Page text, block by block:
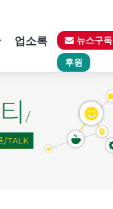
업소록 뉴스구독
후원